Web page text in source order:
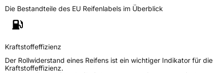
Generelle Merkmale
Fahrzeugtyp
VerwendungWinterreifen
ModellnameIcecruiser 1
Die Bestandteile des EU Reifenlabels im Überblick
Kraftstoffeffizienz
Der Rollwiderstand eines Reifens ist ein wichtiger Indikator für die
Kraftstoffeffizienz.